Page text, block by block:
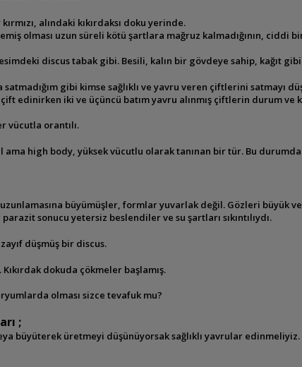
alındaki kıkırdaksı doku yerinde.
olması uzun süreli kötü şartlara mağruz kalmadığının, ciddi
discus tabak gibi. Besili, kalın bir gövdeye sahip, kağıt
satmadığım gibi kimse sağlıklı ve yavru veren çiftlerini satmayı
çift edinirken iki ve üçüncü batım yavru alınmış çiftlerin durum ve
vücutla orantılı.
high body, yüksek vücutlu olarak tanınan bir tür. Bu durumda
zunlamasına büyümüşler, formlar yuvarlak değil. Gözleri büyük
parazit sonucuyetersiz beslendiler ve su şartları sıkıntılıydı.
düşmüş bir discus.
dokuda çökmeler başlamış.
olması sizce tevafuk mu?
;
büyüterek üretmeyi düşünüyorsak sağlıklı yavrular edinmeliyiz.